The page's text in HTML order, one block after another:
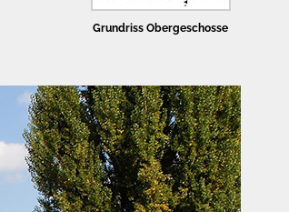
Grundriss Obergeschosse